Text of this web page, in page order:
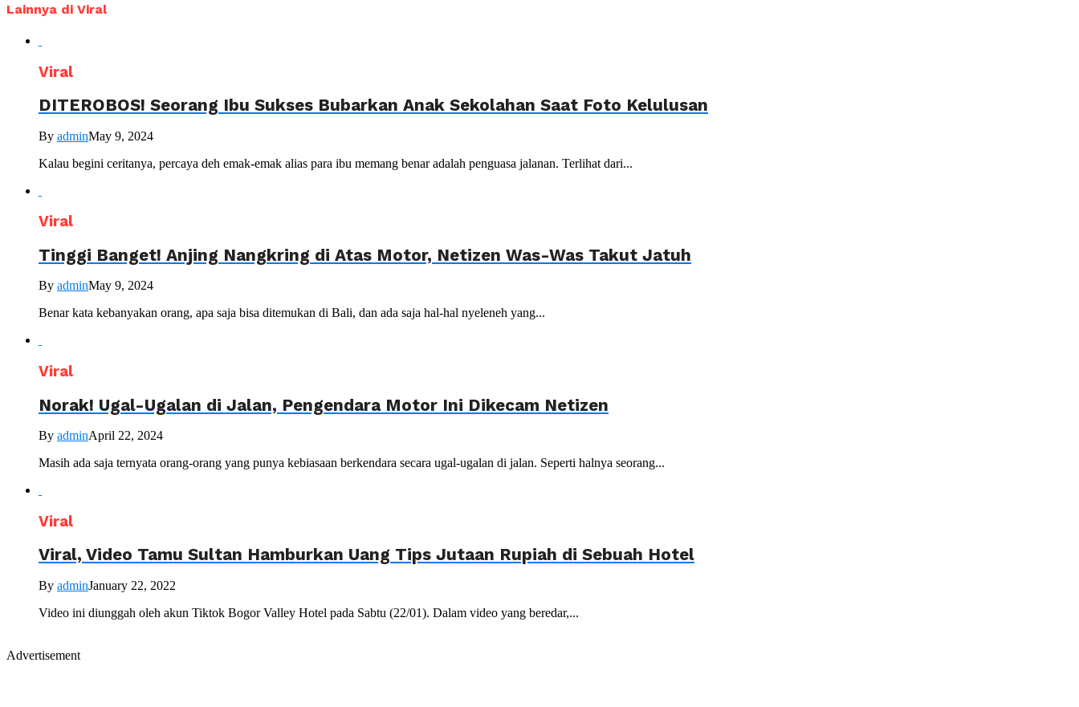
Lainnya di Viral
Viral
DITEROBOS! Seorang Ibu Sukses Bubarkan Anak Sekolahan Saat Foto Kelulusan
By adminMay 9, 2024
Kalau begini ceritanya, percaya deh emak-emak alias para ibu memang benar adalah penguasa jalanan. Terlihat dari...
Viral
Tinggi Banget! Anjing Nangkring di Atas Motor, Netizen Was-Was Takut Jatuh
By adminMay 9, 2024
Benar kata kebanyakan orang, apa saja bisa ditemukan di Bali, dan ada saja hal-hal nyeleneh yang...
Viral
Norak! Ugal-Ugalan di Jalan, Pengendara Motor Ini Dikecam Netizen
By adminApril 22, 2024
Masih ada saja ternyata orang-orang yang punya kebiasaan berkendara secara ugal-ugalan di jalan. Seperti halnya seorang...
Viral
Viral, Video Tamu Sultan Hamburkan Uang Tips Jutaan Rupiah di Sebuah Hotel
By adminJanuary 22, 2022
Video ini diunggah oleh akun Tiktok Bogor Valley Hotel pada Sabtu (22/01). Dalam video yang beredar,...
Advertisement